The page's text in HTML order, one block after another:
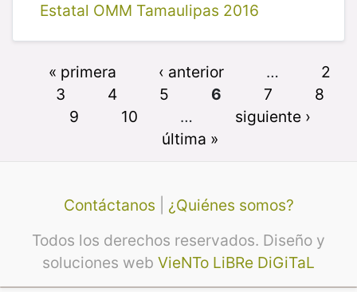
Estatal OMM Tamaulipas 2016
« primera ‹ anterior …
2
3
4 5 6 7
8
9
10 …
siguiente ›
última »
Contáctanos
¿Quiénes somos?
Todos los derechos reservados. Diseño y
soluciones web VieNTo LiBRe DiGiTaL